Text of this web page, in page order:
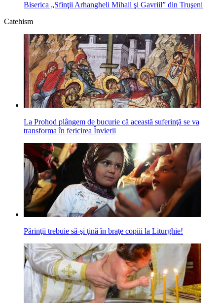
Biserica „Sfinţii Arhangheli Mihail şi Gavriil” din Truşeni
Catehism
La Prohod plângem de bucurie că această suferinţă se va
transforma în fericirea Învierii
Părinţii trebuie să-şi ţină în braţe copiii la Liturghie!